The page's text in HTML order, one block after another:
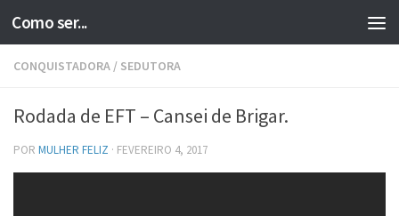
Skip to content
Como ser...
CONQUISTADORA / SEDUTORA
Rodada de EFT – Cansei de Brigar.
POR MULHER FELIZ · FEVEREIRO 4, 2017